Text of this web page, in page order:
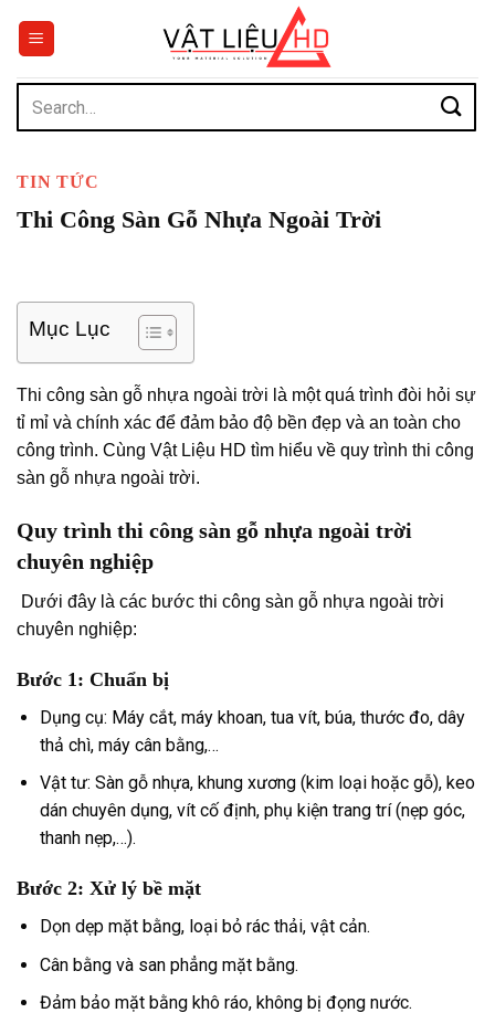
dung
for:
TIN TỨC
Thi Công Sàn Gỗ Nhựa Ngoài Trời
Mục Lục
Thi công sàn gỗ nhựa ngoài trời là một quá trình đòi hỏi sự
tỉ mỉ và chính xác để đảm bảo độ bền đẹp và an toàn cho
công trình. Cùng Vật Liệu HD tìm hiểu về quy trình thi công
sàn gỗ nhựa ngoài trời.
Quy trình thi công sàn gỗ nhựa ngoài trời
chuyên nghiệp
Dưới đây là các bước thi công sàn gỗ nhựa ngoài trời
chuyên nghiệp:
Bước 1: Chuẩn bị
Dụng cụ: Máy cắt, máy khoan, tua vít, búa, thước đo, dây
thả chì, máy cân bằng,…
Vật tư: Sàn gỗ nhựa, khung xương (kim loại hoặc gỗ), keo
dán chuyên dụng, vít cố định, phụ kiện trang trí (nẹp góc,
thanh nẹp,…).
Bước 2: Xử lý bề mặt
Dọn dẹp mặt bằng, loại bỏ rác thải, vật cản.
Cân bằng và san phẳng mặt bằng.
Đảm bảo mặt bằng khô ráo, không bị đọng nước.